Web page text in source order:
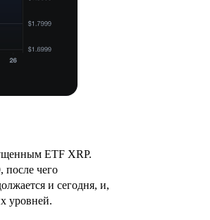
ETF XRP.
, после чего
и сегодня, и,
уровней.